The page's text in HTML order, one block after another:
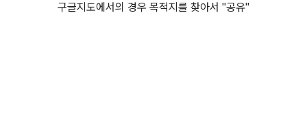
구글지도에서의 경우 목적지를 찾아서 "공유"